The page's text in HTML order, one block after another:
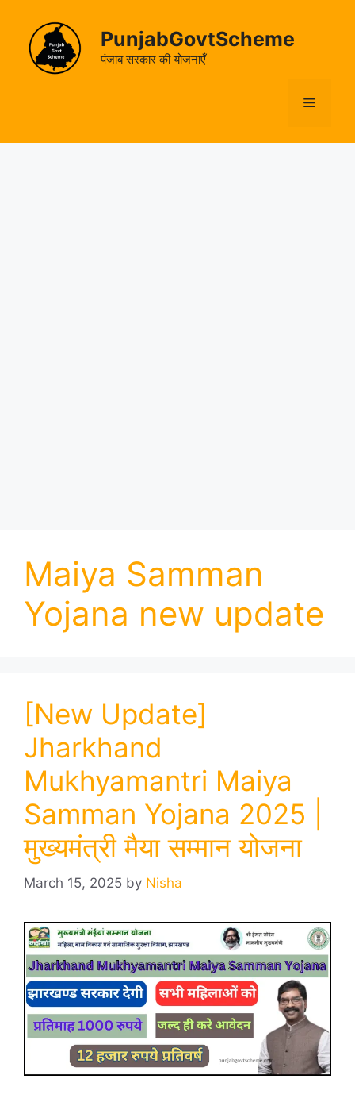
content
PunjabGovtScheme
पंजाब सरकार की योजनाएँ
Menu
Maiya Samman
Yojana new update
[New Update]
Jharkhand
Mukhyamantri Maiya
Samman Yojana 2025 |
मुख्यमंत्री मैया सम्मान योजना
March 15, 2025 by Nisha